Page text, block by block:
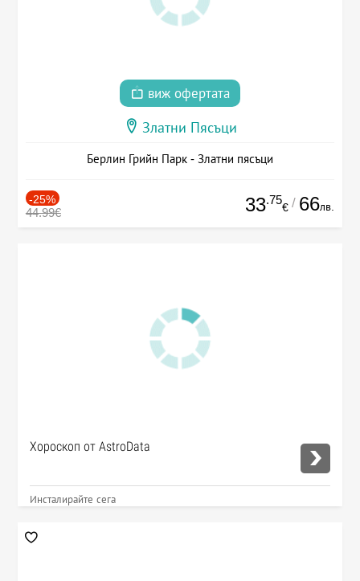
виж офертата
Златни Пясъци
Берлин Грийн Парк - Златни пясъци
-25%
44.99€ 33.75
€ / 66лв.
Хороскоп от AstroData
Инсталирайте сега